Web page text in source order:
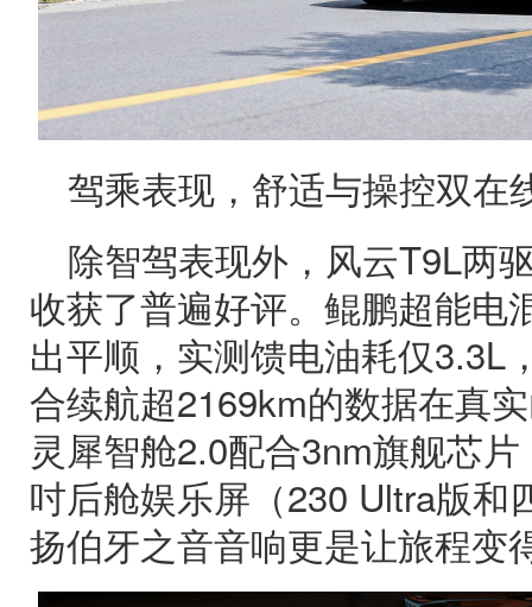
驾乘表现，舒适与操控双在
除智驾表现外，风云T9L两
收获了普遍好评。鲲鹏超能电
出平顺，实测馈电油耗仅3.3L
合续航超2169km的数据在真
灵犀智舱2.0配合3nm旗舰芯
吋后舱娱乐屏（230 Ultra版和
扬伯牙之音音响更是让旅程变